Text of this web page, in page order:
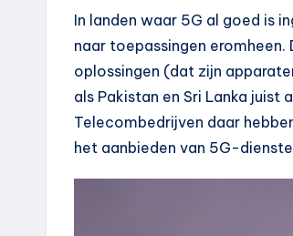
In landen waar 5G al goed is
naar toepassingen
oplossingen (dat zijn
als Pakistan en Sri Lanka
Telecombedrijven daar
het aanbieden van 5G-